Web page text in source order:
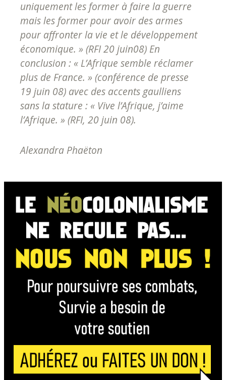
uniquement les former à faire la guerre
mais les former pour avoir des armes
pour affronter la vie et le développement
économique. » (RFI20 juin08) En
conclusion : « L’Afrique semble réclamer
plus de France. » (conférence de presse
19 juin 08) avec des accents gaulliens
sans la stature : « Vive l’Afrique, j’aime
l’Afrique. » (RFI, 20 juin 08).
Alexandra Phaëton